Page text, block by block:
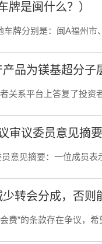
牌是闽什么？）
牌分别是：闽A福州市
关系平台上答复了投资
审议委员意见摘要
意见摘要：一位成员表
转会分成，否则
费”的条款存在争议，希